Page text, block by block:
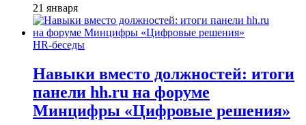
21 января
HR-беседы
Навыки вместо должностей: итоги
панели hh.ru на форуме
Минцифры «Цифровые решения»